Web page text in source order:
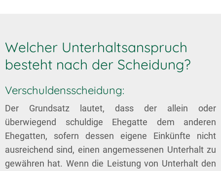
Welcher Unterhaltsanspruch
besteht nach der Scheidung?
Verschuldensscheidung:
Der Grundsatz lautet, dass der allein oder
überwiegend schuldige Ehegatte dem anderen
Ehegatten, sofern dessen eigene Einkünfte nicht
ausreichend sind, einen angemessenen Unterhalt zu
gewähren hat. Wenn die Leistung von Unterhalt den